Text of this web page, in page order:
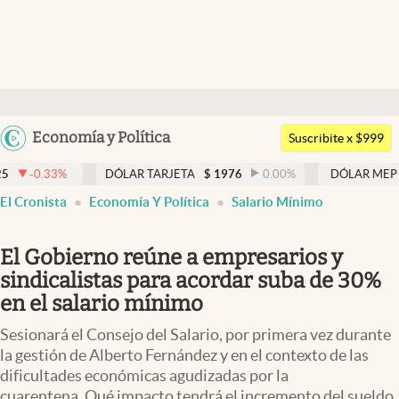
Argentina
Uruguay
Economía y Política
Members
Economía y Política
Finanzas y Mercados
Negocios
Columnistas
Otras secciones
Apertura
Suscribite x $999
% DÓLAR TARJETA $ 1976 0.00% DÓLAR MEP $
El Cronista Economía Y Política Salario Mínimo
El Gobierno reúne a empresarios y
sindicalistas para acordar suba de 30%
en el salario mínimo
Sesionará el Consejo del Salario, por primera vez durante
la gestión de Alberto Fernández y en el contexto de las
dificultades económicas agudizadas por la